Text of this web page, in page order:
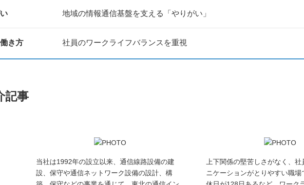
地域の情報通信基盤を支える「やりがい」
き方 社員のワークライフバランスを重視
記事
当社は1992年の設立以来、通信線路設備の建
設、保守や通信ネットワーク設備の設計、構
上下関係の堅苦しさがなく、
ニケーションがとりやすい職場